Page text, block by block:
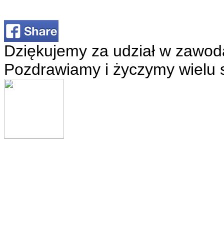
Dziękujemy za udział w
Pozdrawiamy i życzymy wielu